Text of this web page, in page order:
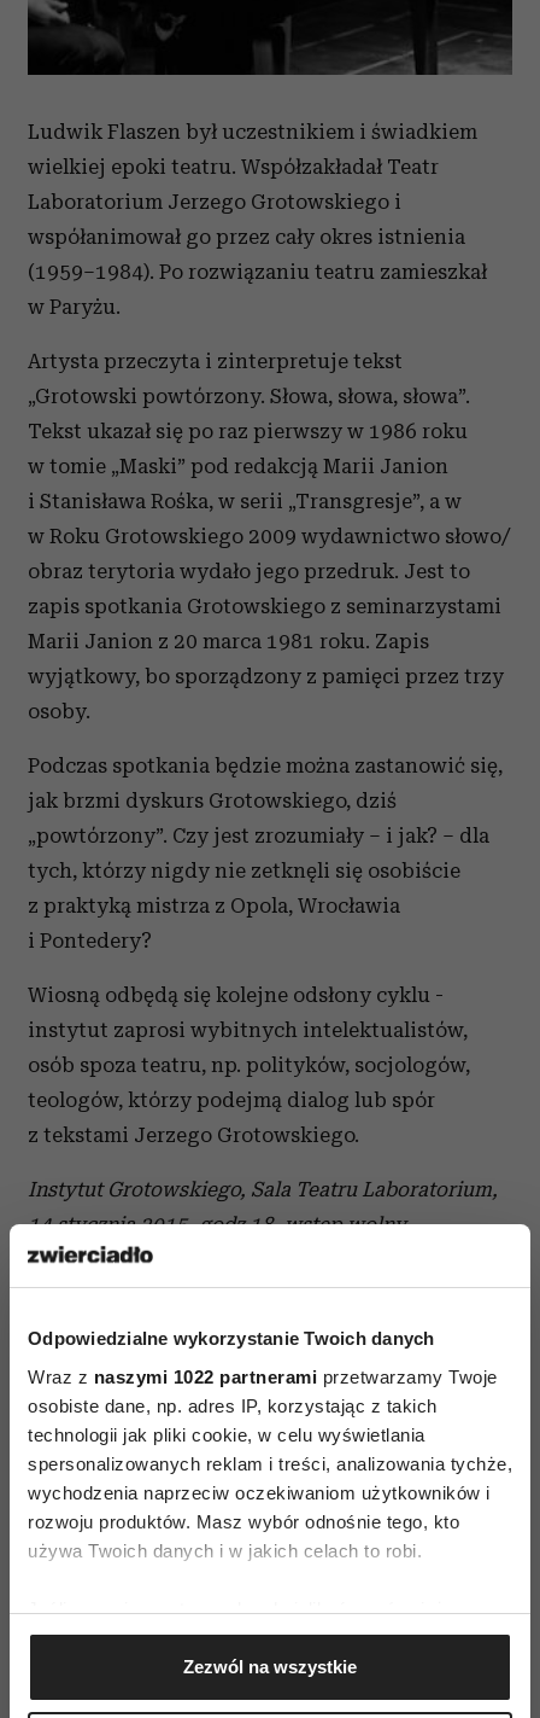
Odpowiedzialne wykorzystanie Twoich danych
Wraz z naszymi 1022 partnerami przetwarzamy Twoje
osobiste dane, np. adres IP, korzystając z takich
technologii jak pliki cookie, w celu wyświetlania
spersonalizowanych reklam i treści, analizowania tychże,
wychodzenia naprzeciw oczekiwaniom użytkowników i
rozwoju produktów. Masz wybór odnośnie tego, kto
używa Twoich danych i w jakich celach to robi.
Jeśli wyrazisz na to zgodę, chcielibyśmy również:
Gromadzić dane dotyczące Twojej lokalizacji
geograficznej z dokładnością nawet do kilku metrów
Identyfikować Twoje urządzenie, aktywnie
Zezwól na wszystkie
Ludwik Flaszen był uczestnikiem i świadkiem
wielkiej epoki teatru. Współzakładał Teatr
Laboratorium Jerzego Grotowskiego i
współanimował go przez cały okres istnienia
(1959–1984). Po rozwiązaniu teatru zamieszkał
w Paryżu.
Artysta przeczyta i zinterpretuje tekst
„Grotowski powtórzony. Słowa, słowa, słowa”.
Tekst ukazał się po raz pierwszy w 1986 roku
w tomie „Maski” pod redakcją Marii Janion
i Stanisława Rośka, w serii „Transgresje”, a w
w Roku Grotowskiego 2009 wydawnictwo słowo/
obraz terytoria wydało jego przedruk. Jest to
zapis spotkania Grotowskiego z seminarzystami
Marii Janion z 20 marca 1981 roku. Zapis
wyjątkowy, bo sporządzony z pamięci przez trzy
osoby.
Podczas spotkania będzie można zastanowić się,
jak brzmi dyskurs Grotowskiego, dziś
„powtórzony”. Czy jest zrozumiały – i jak? – dla
tych, którzy nigdy nie zetknęli się osobiście
z praktyką mistrza z Opola, Wrocławia
i Pontedery?
Wiosną odbędą się kolejne odsłony cyklu -
instytut zaprosi wybitnych intelektualistów,
osób spoza teatru, np. polityków, socjologów,
teologów, którzy podejmą dialog lub spór
z tekstami Jerzego Grotowskiego.
Instytut Grotowskiego, Sala Teatru Laboratorium,
14 stycznia 2015, godz.18, wstęp wolny
AUTOPROMOCJA